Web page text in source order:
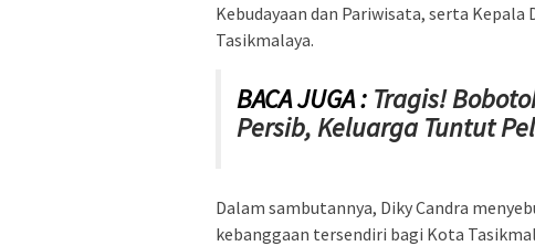
Kebudayaan dan Pariwisata, serta
Tasikmalaya.
BACA JUGA : Tragis!
Persib, Keluarga Tuntut
Dalam sambutannya, Diky Candra
kebanggaan tersendiri bagi Kota